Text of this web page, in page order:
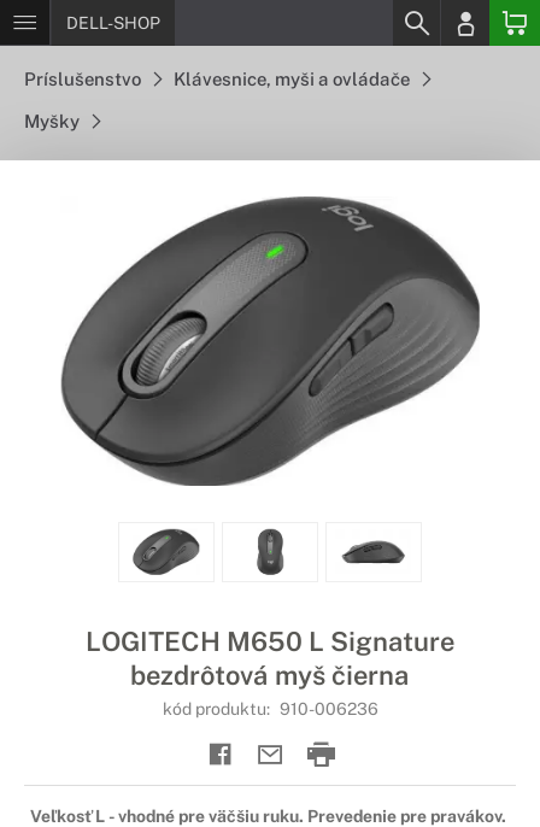
DELL-SHOP
Príslušenstvo Klávesnice, myši a ovládače
Myšky
LOGITECH M650 L Signature
bezdrôtová myš čierna
kód produktu: 910-006236
Veľkosť L - vhodné pre väčšiu ruku. Prevedenie pre pravákov.